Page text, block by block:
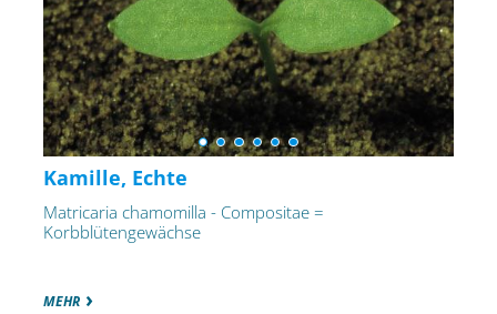
Kamille, Echte
Matricaria chamomilla - Compositae =
Korbblütengewächse
MEHR